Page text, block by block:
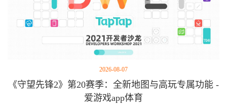
2026-08-07
《守望先锋2》第20赛季：全新地图与高玩专属功能 -
爱游戏app体育